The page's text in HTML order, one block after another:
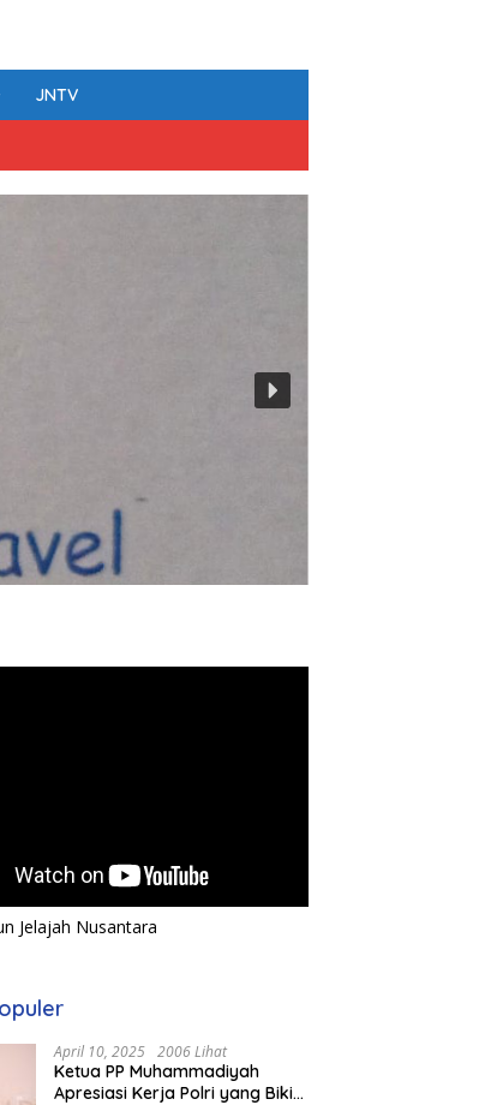
JNTV
Jelajah Nusantara
April 10, 2025 2006 Lihat
Ketua PP Muhammadiyah
Apresiasi Kerja Polri yang Bikin